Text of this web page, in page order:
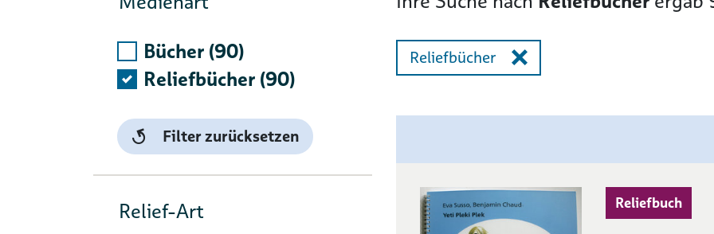
Bücher (90)
Reliefbücher (90)
Filter zurücksetzen
Relief-Art
Reliefbücher
Reliefbuch